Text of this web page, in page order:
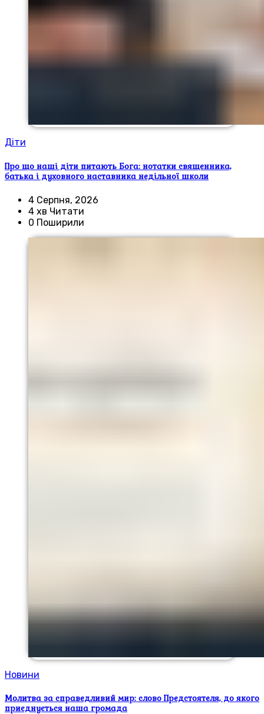
Діти
Про що наші діти питають Бога: нотатки священника,
батька і духовного наставника недільної школи
4 Серпня, 2026
4 хв Читати
0 Поширили
Новини
Молитва за справедливий мир: слово Предстоятеля, до якого
приєднується наша громада